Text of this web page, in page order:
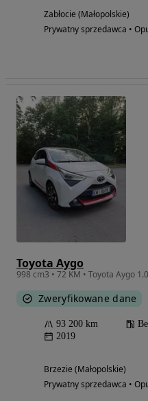
Zabłocie (Małopolskie)
Prywatny sprzedawca •
Toyota Aygo
998 cm3 • 72 KM • Toyota Aygo
Zweryfikowane dane
93 200 km
2019
Brzezie (Małopolskie)
Prywatny sprzedawca •